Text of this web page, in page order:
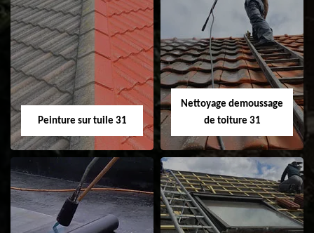
Nettoyage et
ravalement de
façade 31
Isolation toiture 31
Peinture sur tuile 31
Peinture sur tuile
Nettoyage demoussage
de toiture 31
Nettoyage